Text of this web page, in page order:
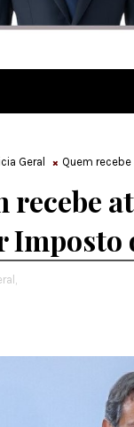
Geral Quem
recebe
Imposto